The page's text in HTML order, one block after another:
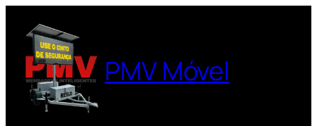
para
conteúdo
PMV Móvel